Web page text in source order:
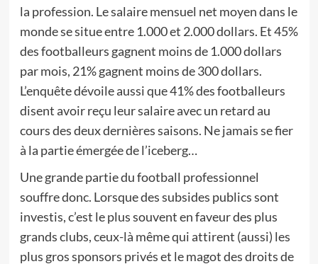
la profession. Le salaire mensuel net moyen dans le
monde se situe entre 1.000 et 2.000 dollars. Et 45%
des footballeurs gagnent moins de 1.000 dollars
par mois, 21% gagnent moins de 300 dollars.
L’enquête dévoile aussi que 41% des footballeurs
disent avoir reçu leur salaire avec un retard au
cours des deux dernières saisons. Ne jamais se fier
à la partie émergée de l’iceberg…
Une grande partie du football professionnel
souffre donc. Lorsque des subsides publics sont
investis, c’est le plus souvent en faveur des plus
grands clubs, ceux-là même qui attirent (aussi) les
plus gros sponsors privés et le magot des droits de